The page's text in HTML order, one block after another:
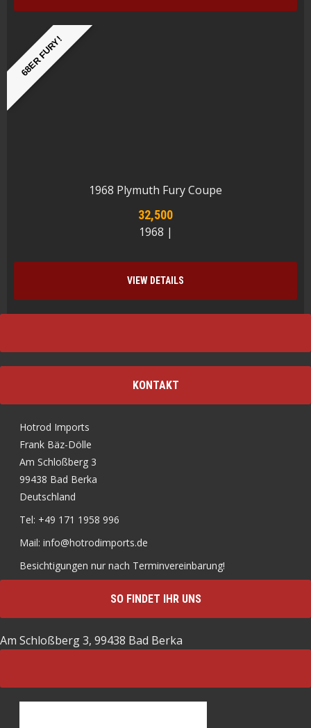
68ER FURY!
1968 Plymuth Fury Coupe
32,500
1968 |
VIEW DETAILS
KONTAKT
Hotrod Imports
Frank Bäz-Dölle
Am Schloßberg 3
99438 Bad Berka
Deutschland
Tel: +49 171 1958 996
Mail: info@hotrodimports.de
Besichtigungen nur nach Terminvereinbarung!
SO FINDET IHR UNS
Am Schloßberg 3, 99438 Bad Berka